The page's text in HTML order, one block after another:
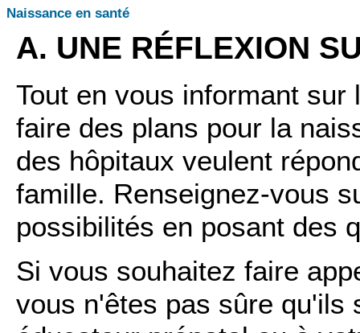
Naissance en santé
A. UNE RÉFLEXION
Tout en vous informant
faire des plans pour la
des hôpitaux veulent
famille. Renseignez-vous
possibilités en posant des
Si vous souhaitez faire
vous n'êtes pas sûre qu'ils